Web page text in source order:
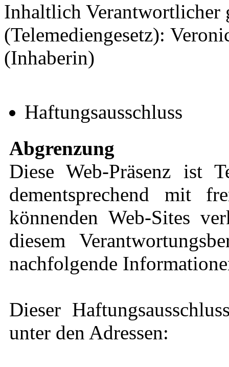
Inhaltlich Verantwortlicher
(Telemediengesetz):
(Inhaberin)
Haftungsausschluss
Abgrenzung
Diese Web-Präsenz ist
dementsprechend mit
könnenden Web-Sites
diesem
nachfolgende
Dieser
unter den Adressen: